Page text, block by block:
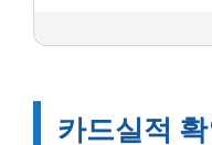
카드실적